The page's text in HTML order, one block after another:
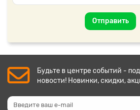
Отправить
Будьте в центре событий -
новости! Новинки, скидки,